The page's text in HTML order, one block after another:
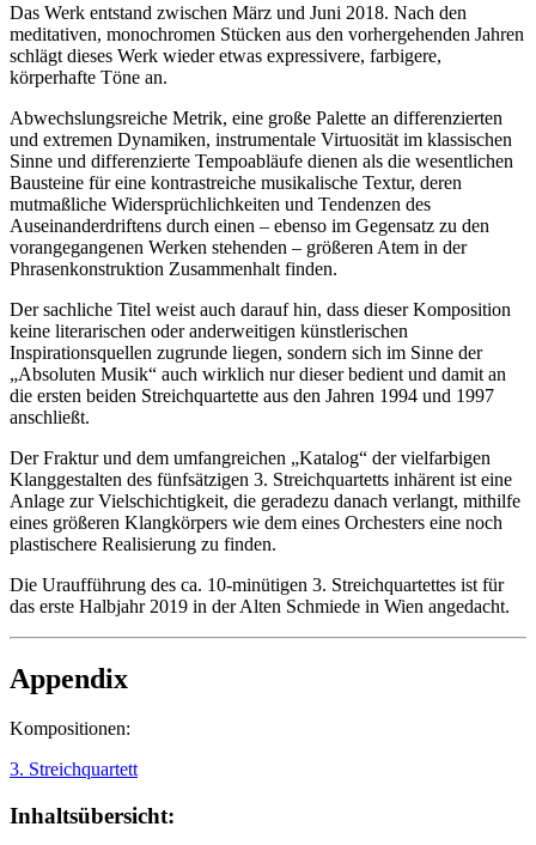
Das Werk entstand zwischen März und Juni 2018. Nach den
meditativen, monochromen Stücken aus den vorhergehenden Jahren
schlägt dieses Werk wieder etwas expressivere, farbigere,
körperhafte Töne an.
Abwechslungsreiche Metrik, eine große Palette an differenzierten
und extremen Dynamiken, instrumentale Virtuosität im klassischen
Sinne und differenzierte Tempoabläufe dienen als die wesentlichen
Bausteine für eine kontrastreiche musikalische Textur, deren
mutmaßliche Widersprüchlichkeiten und Tendenzen des
Auseinanderdriftens durch einen – ebenso im Gegensatz zu den
vorangegangenen Werken stehenden – größeren Atem in der
Phrasenkonstruktion Zusammenhalt finden.
Der sachliche Titel weist auch darauf hin, dass dieser Komposition
keine literarischen oder anderweitigen künstlerischen
Inspirationsquellen zugrunde liegen, sondern sich im Sinne der
„Absoluten Musik“ auch wirklich nur dieser bedient und damit an
die ersten beiden Streichquartette aus den Jahren 1994 und 1997
anschließt.
Der Fraktur und dem umfangreichen „Katalog“ der vielfarbigen
Klanggestalten des fünfsätzigen 3. Streichquartetts inhärent ist eine
Anlage zur Vielschichtigkeit, die geradezu danach verlangt, mithilfe
eines größeren Klangkörpers wie dem eines Orchesters eine noch
plastischere Realisierung zu finden.
Die Uraufführung des ca. 10-minütigen 3. Streichquartettes ist für
das erste Halbjahr 2019 in der Alten Schmiede in Wien angedacht.
Appendix
Kompositionen:
3. Streichquartett
Inhaltsübersicht: